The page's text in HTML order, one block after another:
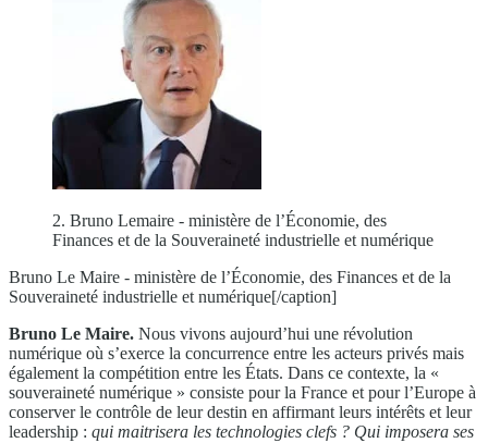
2. Bruno Lemaire - ministère de l’Économie, des
Finances et de la Souveraineté industrielle et numérique
Bruno Le Maire - ministère de l’Économie, des Finances et de la
Souveraineté industrielle et numérique[/caption]
Bruno Le Maire. Nous vivons aujourd’hui une révolution
numérique où s’exerce la concurrence entre les acteurs privés mais
également la compétition entre les États. Dans ce contexte, la «
souveraineté numérique » consiste pour la France et pour l’Europe à
conserver le contrôle de leur destin en affirmant leurs intérêts et leur
leadership : qui maitrisera les technologies clefs ? Qui imposera ses